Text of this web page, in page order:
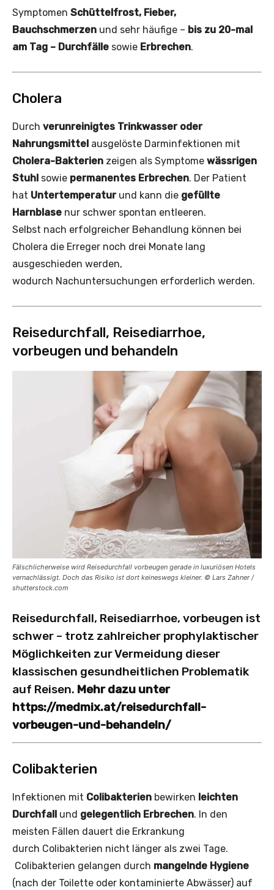
Symptomen Schüttelfrost, Fieber,
Bauchschmerzen und sehr häufige – bis zu 20-mal
am Tag – Durchfälle sowie Erbrechen.
Cholera
Durch verunreinigtes Trinkwasser oder
Nahrungsmittel ausgelöste Darminfektionen mit
Cholera-Bakterien zeigen als Symptome wässrigen
Stuhl sowie permanentes Erbrechen. Der Patient
hat Untertemperaturund kann die gefüllte
Harnblase nur schwer spontan entleeren.
Selbst nach erfolgreicher Behandlung können bei
Cholera die Erreger noch drei Monate lang
ausgeschieden werden,
wodurch Nachuntersuchungen erforderlich werden.
Reisedurchfall, Reisediarrhoe,
vorbeugen und behandeln
Fälschlicherweise wird Reisedurchfall vorbeugen gerade in luxuriösen Hotels
vernachlässigt. Doch das Risiko ist dort keineswegs kleiner. © Lars Zahner /
shutterstock.com
Reisedurchfall, Reisediarrhoe, vorbeugen ist
schwer – trotz zahlreicher prophylaktischer
Möglichkeiten zur Vermeidung dieser
klassischen gesundheitlichen Problematik
auf Reisen. Mehr dazu unter
https://medmix.at/reisedurchfall-
vorbeugen-und-behandeln/
Colibakterien
Infektionen mit Colibakterien bewirken leichten
Durchfall und gelegentlich Erbrechen. In den
meisten Fällen dauert die Erkrankung
durch Colibakterien nicht länger als zwei Tage.
Colibakterien gelangen durch mangelnde Hygiene
(nach der Toilette oder kontaminierte Abwässer) auf